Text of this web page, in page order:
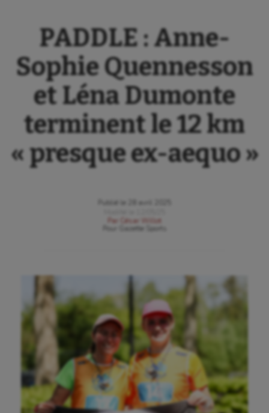
PADDLE : Anne-
Sophie Quennesson
et Léna Dumonte
terminent le 12 km
« presque ex-aequo »
Publié le
28 avril 2025
Par
César Willot
Gazette Sports